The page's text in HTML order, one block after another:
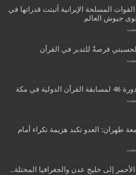
المسلحة الإيرانية أثبتت قدراتها في
جيوش العالم
فرصةٌ للتدبر في القرآن
في مكة
طهران: العدو تكبد هزيمة نكراء أمام
إلى خليج عدن والجغرافيا المحتلة..